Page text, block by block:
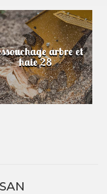
arbre et
haie 28